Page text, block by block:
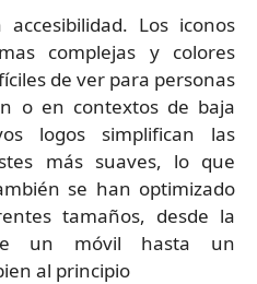
Los iconos
complejas y colores
de ver para personas
o en contextos de baja
logos simplifican las
más suaves, lo que
se han optimizado
tamaños, desde la
un móvil hasta un
al principio